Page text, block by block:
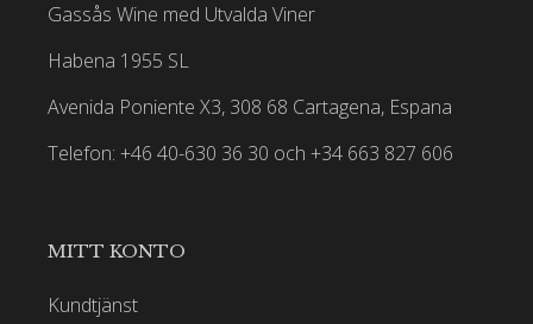
Gassås Wine med Utvalda Viner
Habena 1955 SL
Avenida Poniente X3, 308 68 Cartagena, Espana
Telefon: +46 40-630 36 30 och +34 663 827 606
MITT KONTO
Kundtjänst